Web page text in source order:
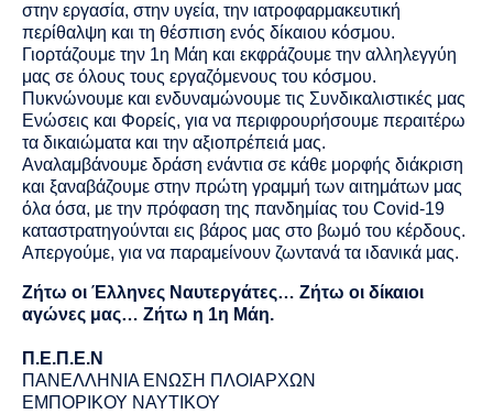
στην εργασία, στην υγεία, την ιατροφαρμακευτική
περίθαλψη και τη θέσπιση ενός δίκαιου κόσμου.
Γιορτάζουμε την 1η Μάη και εκφράζουμε την αλληλεγγύη
μας σε όλους τους εργαζόμενους του κόσμου.
Πυκνώνουμε και ενδυναμώνουμε τις Συνδικαλιστικές μας
Ενώσεις και Φορείς, για να περιφρουρήσουμε περαιτέρω
τα δικαιώματα και την αξιοπρέπειά μας.
Αναλαμβάνουμε δράση ενάντια σε κάθε μορφής διάκριση
και ξαναβάζουμε στην πρώτη γραμμή των αιτημάτων μας
όλα όσα, με την πρόφαση της πανδημίας του Covid-19
καταστρατηγούνται εις βάρος μας στο βωμό του κέρδους.
Απεργούμε, για να παραμείνουν ζωντανά τα ιδανικά μας.
Ζήτω οι Έλληνες Ναυτεργάτες… Ζήτω οι δίκαιοι
αγώνες μας… Ζήτω η 1η Μάη.
Π.Ε.Π.Ε.Ν
ΠΑΝΕΛΛΗΝΙΑ ΕΝΩΣΗ ΠΛΟΙΑΡΧΩΝ
ΕΜΠΟΡΙΚΟΥ ΝΑΥΤΙΚΟΥ